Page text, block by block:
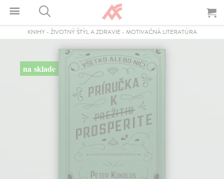
KNIHY- ŽIVOTNÝ ŠTÝL A ZDRAVIE- MOTIVAČNÁ LITERATÚRA
na sklade